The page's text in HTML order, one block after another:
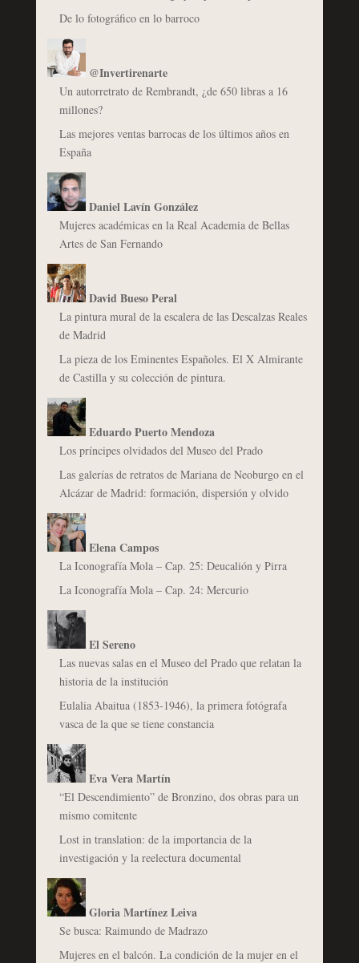
De lo fotográfico en lo barroco
@Invertirenarte
Un autorretrato de Rembrandt, ¿de 650 libras a 16
millones?
Las mejores ventas barrocas de los últimos años en
España
Daniel Lavín González
Mujeres académicas en la Real Academia de Bellas
Artes de San Fernando
David Bueso Peral
La pintura mural de la escalera de las Descalzas Reales
de Madrid
La pieza de los Eminentes Españoles. El X Almirante
de Castilla y su colección de pintura.
Eduardo Puerto Mendoza
Los príncipes olvidados del Museo del Prado
Las galerías de retratos de Mariana de Neoburgo en el
Alcázar de Madrid: formación, dispersión y olvido
Elena Campos
La Iconografía Mola – Cap. 25: Deucalión y Pirra
La Iconografía Mola – Cap. 24: Mercurio
El Sereno
Las nuevas salas en el Museo del Prado que relatan la
historia de la institución
Eulalia Abaitua (1853-1946), la primera fotógrafa
vasca de la que se tiene constancia
Eva Vera Martín
“El Descendimiento” de Bronzino, dos obras para un
mismo comitente
Lost in translation: de la importancia de la
investigación y la reelectura documental
Gloria Martínez Leiva
Se busca: Raimundo de Madrazo
Mujeres en el balcón. La condición de la mujer en el